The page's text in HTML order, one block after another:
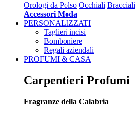
Orologi da Polso Occhiali Bracciali
Accessori Moda
PERSONALIZZATI
Taglieri incisi
Bomboniere
Regali aziendali
PROFUMI & CASA
Carpentieri Profumi
Fragranze della Calabria